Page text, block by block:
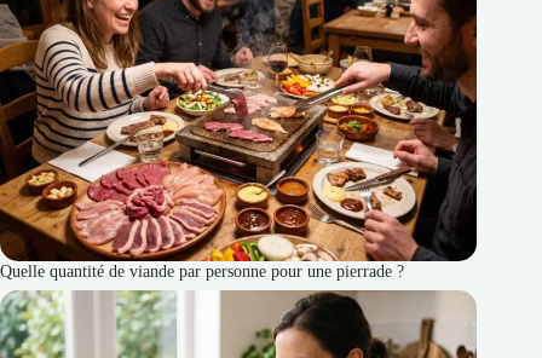
Quelle quantité de viande par personne pour une pierrade ?